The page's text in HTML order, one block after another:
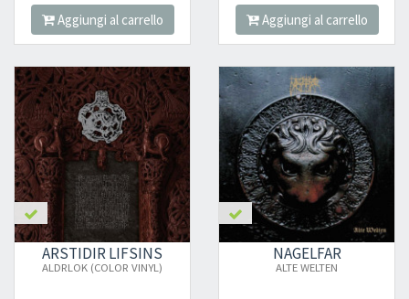
Aggiungi al carrello Aggiungi al carrello
ARSTIDIR LIFSINS
ALDRLOK (COLOR VINYL)
NAGELFAR
ALTE WELTEN